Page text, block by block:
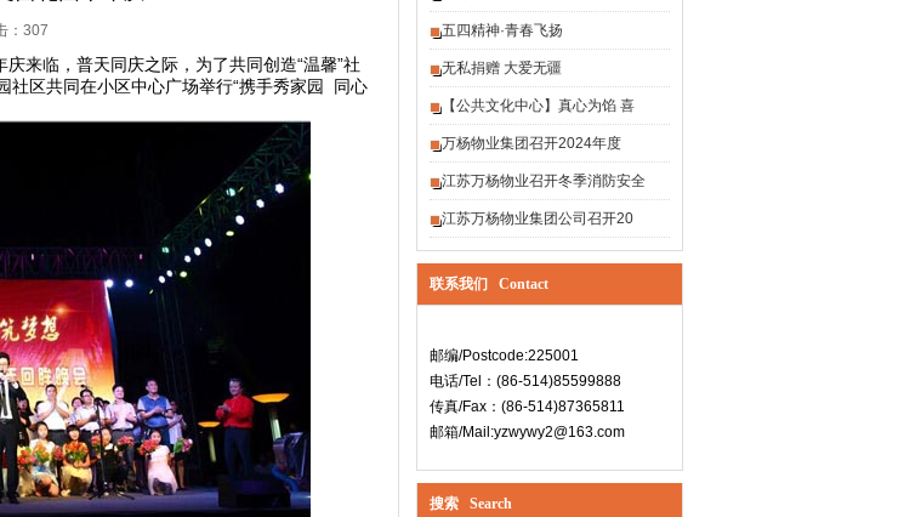
五四精神·青春飞扬
无私捐赠 大爱无疆
【公共文化中心】真心为馅 喜
万杨物业集团召开2024年度
江苏万杨物业召开冬季消防安全
江苏万杨物业集团公司召开20
联系我们 Contact
邮编/Postcode:225001
电话/Tel：(86-514)85599888
传真/Fax：(86-514)87365811
邮箱/Mail:yzwywy2@163.com
搜索 Search
307
来临，普天同庆之际，为了共同创造“温馨”社
社区共同在小区中心广场举行“携手秀家园 同心